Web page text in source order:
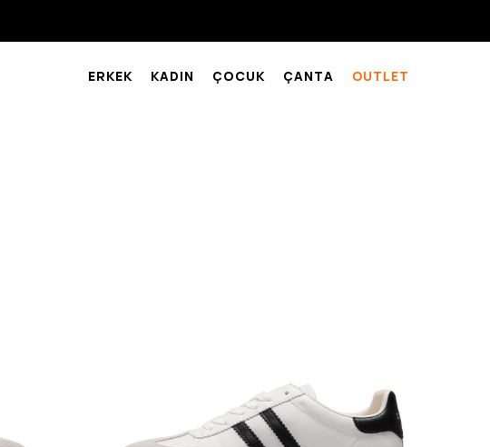
ERKEK KADIN ÇOCUK ÇANTA OUTLET